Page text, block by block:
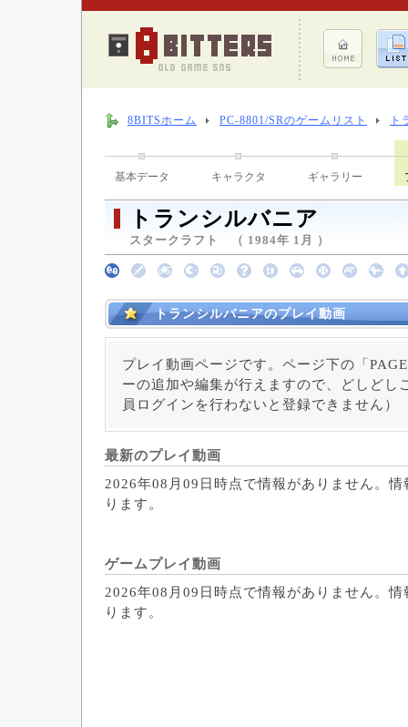
8BITSホーム PC-8801/SRのゲームリスト ト
基本データ キャラクタ ギャラリー
トランシルバニア
スタークラフト （ 1984年 1月 ）
トランシルバニアのプレイ動画
プレイ動画ページです。ページ下の「
ーの追加や編集が行えますので、どしどし
員ログインを行わないと登録できません）
最新のプレイ動画
2026年08月09日時点で情報がありません。
ります。
ゲームプレイ動画
2026年08月09日時点で情報がありません。
ります。